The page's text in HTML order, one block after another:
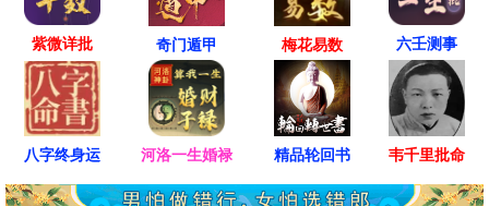
紫微详批 奇门遁甲 梅花易数 六壬测事
八字终身运 河洛一生婚禄 精品轮回书 韦千里批命